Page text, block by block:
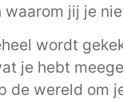
waarom jij je
wordt
je hebt
de wereld om